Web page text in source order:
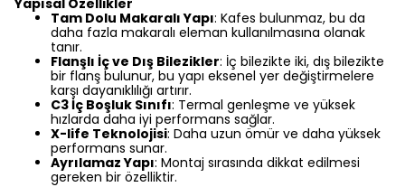
Yapısal Özellikler
Tam Dolu Makaralı Yapı: Kafes bulunmaz, bu da
daha fazla makaralı eleman kullanılmasına olanak
tanır.
Flanşlı İç ve Dış Bilezikler: İç bilezikte iki, dış bilezikte
bir flanş bulunur, bu yapı eksenel yer değiştirmelere
karşı dayanıklılığı artırır.
C3 İç Boşluk Sınıfı: Termal genleşme ve yüksek
hızlarda daha iyi performans sağlar.
X-life Teknolojisi: Daha uzun ömür ve daha yüksek
performans sunar.
Ayrılamaz Yapı: Montaj sırasında dikkat edilmesi
gereken bir özelliktir.